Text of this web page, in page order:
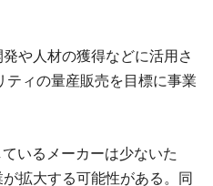
や人材の獲得などに活用さ
ティの量産販売を目標に事業
いるメーカーは少ないた
拡大する可能性がある。同